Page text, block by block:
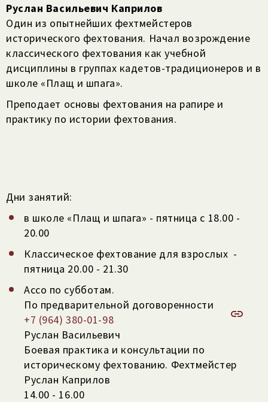
Руслан Васильевич Каприлов
Один из опытнейших фехтмейстеров
исторического фехтования. Начал возрождение
классического фехтования как учебной
дисциплины в группах кадетов-традиционеров и в
школе «Плащ и шпага».
Преподает основы фехтования на рапире и
практику по истории фехтования.
Дни занятий:
в школе «Плащ и шпага» - пятница с 18.00 -
20.00
Классическое фехтование для взрослых -
пятница 20.00 - 21.30
Ассо по субботам.
По предварительной договоренности
+7 (964) 380-01-98‬
Руслан Васильевич
Боевая практика и консультации по
историческому фехтованию. Фехтмейстер
Руслан Каприлов
14.00 - 16.00